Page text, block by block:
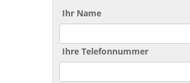
Ihr Name
Ihre Telefonnummer